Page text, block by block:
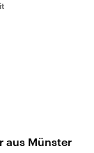
aus Münster